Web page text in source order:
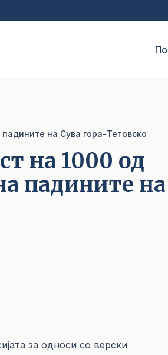
на Сува гора-Тетовско
на 1000 од
падините на
за односи со верски